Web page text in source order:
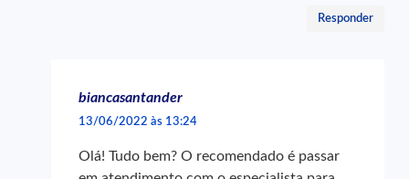
Responder
biancasantander
13/06/2022 às 13:24
Olá! Tudo bem? O recomendado é passar